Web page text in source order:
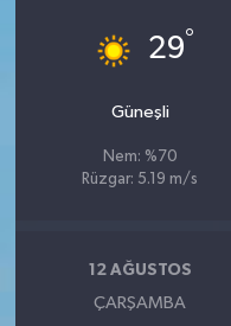
29°
Güneşli
Nem: %70
Rüzgar: 5.19 m/s
12 AĞUSTOS
ÇARŞAMBA